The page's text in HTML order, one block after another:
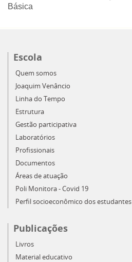
Básica
Escola
Quem somos
Joaquim Venâncio
Linha do Tempo
Estrutura
Gestão participativa
Laboratórios
Profissionais
Documentos
Áreas de atuação
Poli Monitora - Covid 19
Perfil socioeconômico dos estudantes
Publicações
Livros
Material educativo